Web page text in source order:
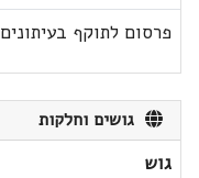
פרסום לתוקף בעיתונים
גושים וחלקות
גוש